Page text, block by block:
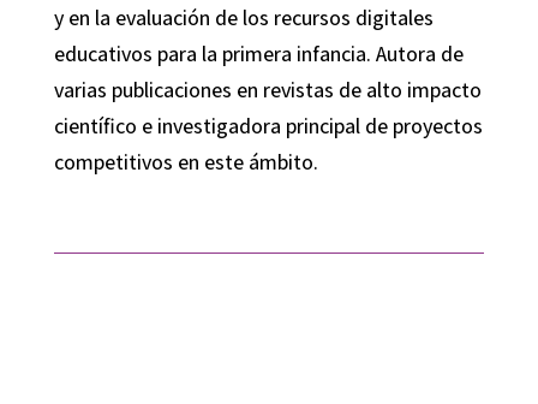
y en la evaluación de los recursos digitales
educativos para la primera infancia. Autora de
varias publicaciones en revistas de alto impacto
científico e investigadora principal de proyectos
competitivos en este ámbito.